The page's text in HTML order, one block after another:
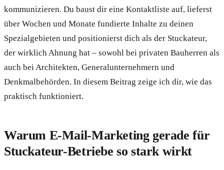
kommunizieren. Du baust dir eine Kontaktliste auf, lieferst
über Wochen und Monate fundierte Inhalte zu deinen
Spezialgebieten und positionierst dich als der Stuckateur,
der wirklich Ahnung hat – sowohl bei privaten Bauherren als
auch bei Architekten, Generalunternehmern und
Denkmalbehörden. In diesem Beitrag zeige ich dir, wie das
praktisch funktioniert.
Warum E-Mail-Marketing gerade für
Stuckateur-Betriebe so stark wirkt